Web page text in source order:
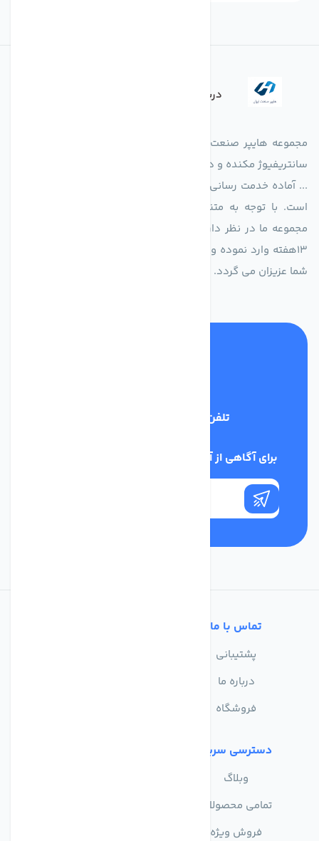
درباره فروشگاه
مجموعه هایپر صنعت ایران در امر تولید و واردات انواع فن های
سانتریفیوژ مکنده و دمنده آکسیال، سقفی، بین کانالی، مرغداری و
... آماده خدمت رسانی به شرکت های تولیدی، صنعتی و ساختمانی
است. با توجه به متنوع بودن فن های تولیدی کمپانی اروپایی
مجموعه ما در نظر دارد کالاهای تخصصی شما عزیزان رو در صرف
13هفته وارد نموده و این عمر باعث صرفه جویی در هزینه و زمان
شما عزیزان می گردد.
تلفن پشتیبانی
برای آگاهی از آخرین اخبار در خبرنامه ما عضو شوید
تماس با ما
پشتیبانی
درباره ما
فروشگاه
دسترسی سریع
وبلاگ
تمامی محصولات
فروش ویژه